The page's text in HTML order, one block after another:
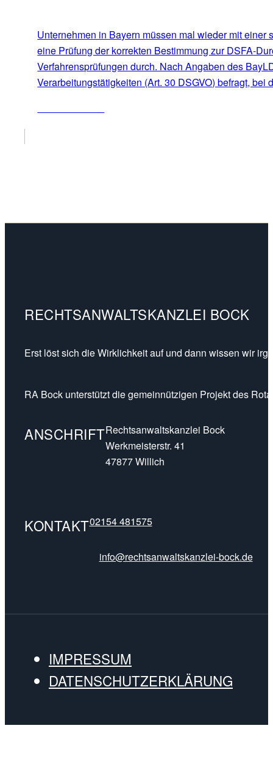
Unternehmen in Bayern müssen mal wieder mit
eine Prüfung der korrekten Bestimmung zur DSFA-
Verfahrensprüfungen durch. Nach Angaben des
Verarbeitungstätigkeiten (Art. 30 DSGVO) befragt,
RECHTSANWALTSKANZLEI BOCK
Erst löst sich die Wirklichkeit auf und dann wissen wir
RA Bock unterstützt die gemeinnützigen Projekt des
ANSCHRIFTRechtsanwaltskanzlei Bock
Werkmeisterstr. 41
47877 Willich
KONTAKT02154 481575
info@rechtsanwaltskanzlei-bock.de
IMPRESSUM
DATENSCHUTZERKLÄRUNG